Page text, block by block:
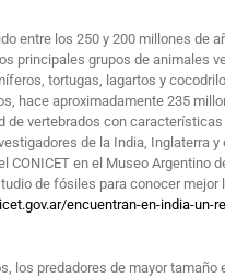
entre los 250 y 200 millones de
principales grupos de animales
tortugas, lagartos y
hace aproximadamente 235
de vertebrados con
de la India, Inglaterra y
CONICET en el Museo Argentino
de fósiles para conocer
encuentran-en-india-un-
los predadores de mayor tamaño